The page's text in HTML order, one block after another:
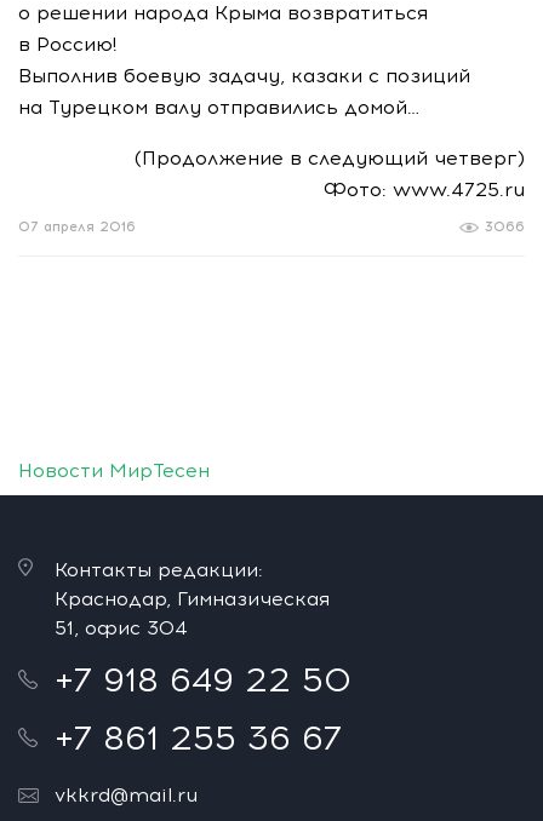
о решении народа Крыма возвратиться
в Россию!
Выполнив боевую задачу, казаки с позиций
на Турецком валу отправились домой…
(Продолжение в следующий четверг)
Фото: www.4725.ru
3066
07 апреля 2016
Новости МирТесен
Контакты редакции:
Краснодар, Гимназическая
51, офис 304
+7 918 649 22 50
+7 861 255 36 67
vkkrd@mail.ru